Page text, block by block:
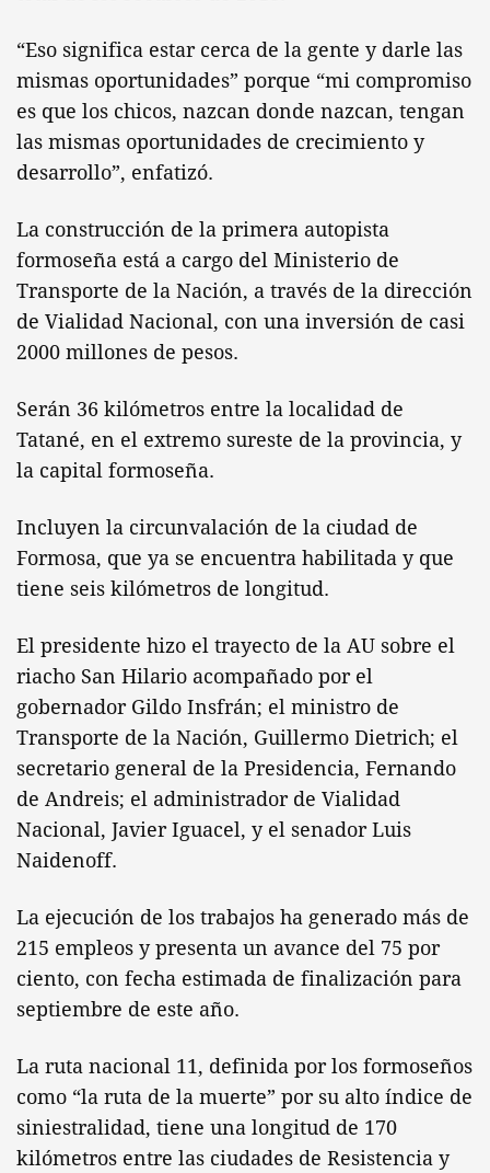
“Eso significa estar cerca de la gente y darle las
mismas oportunidades” porque “mi compromiso
es que los chicos, nazcan donde nazcan, tengan
las mismas oportunidades de crecimiento y
desarrollo”, enfatizó.
La construcción de la primera autopista
formoseña está a cargo del Ministerio de
Transporte de la Nación, a través de la dirección
de Vialidad Nacional, con una inversión de casi
2000 millones de pesos.
Serán 36 kilómetros entre la localidad de
Tatané, en el extremo sureste de la provincia, y
la capital formoseña.
Incluyen la circunvalación de la ciudad de
Formosa, que ya se encuentra habilitada y que
tiene seis kilómetros de longitud.
El presidente hizo el trayecto de la AU sobre el
riacho San Hilario acompañado por el
gobernador Gildo Insfrán; el ministro de
Transporte de la Nación, Guillermo Dietrich; el
secretario general de la Presidencia, Fernando
de Andreis; el administrador de Vialidad
Nacional, Javier Iguacel, y el senador Luis
Naidenoff.
La ejecución de los trabajos ha generado más de
215 empleos y presenta un avance del 75 por
ciento, con fecha estimada de finalización para
septiembre de este año.
La ruta nacional 11, definida por los formoseños
como “la ruta de la muerte” por su alto índice de
siniestralidad, tiene una longitud de 170
kilómetros entre las ciudades de Resistencia y